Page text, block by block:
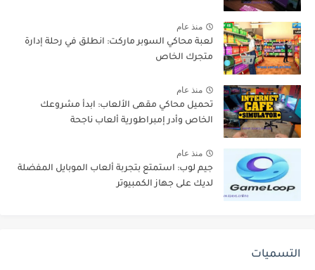
منذ عام
لعبة محاكي السوبر ماركت: انطلق في رحلة إدارة
متجرك الخاص
منذ عام
تحميل محاكي مقهى الألعاب: ابدأ مشروعك
الخاص وأدر إمبراطورية ألعاب ناجحة
منذ عام
جيم لوب: استمتع بتجربة ألعاب الموبايل المفضلة
لديك على جهاز الكمبيوتر
التسميات